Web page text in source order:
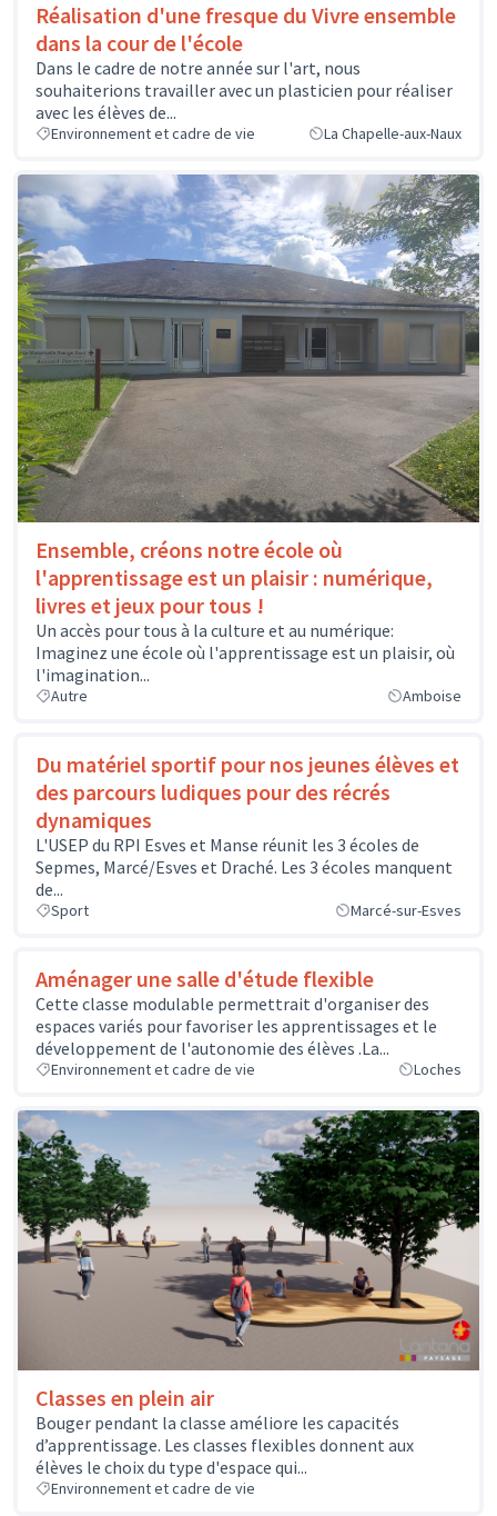
Réalisation d'une fresque du Vivre ensemble
dans la cour de l'école
Dans le cadre de notre année sur l'art, nous
souhaiterions travailler avec un plasticien pour réaliser
avec les élèves de...
Environnement et cadre de vie La Chapelle-aux-Naux
Ensemble, créons notre école où
l'apprentissage est un plaisir : numérique,
livres et jeux pour tous !
Un accès pour tous à la culture et au numérique:
Imaginez une école où l'apprentissage est un plaisir, où
l'imagination...
Autre Amboise
Du matériel sportif pour nos jeunes élèves et
des parcours ludiques pour des récrés
dynamiques
L'USEP du RPI Esves et Manse réunit les 3 écoles de
Sepmes, Marcé/Esves et Draché. Les 3 écoles manquent
de...
Sport Marcé-sur-Esves
Aménager une salle d'étude flexible
Cette classe modulable permettrait d'organiser des
espaces variés pour favoriser les apprentissages et le
développement de l'autonomie des élèves .La...
Environnement et cadre de vie Loches
Classes en plein air
Bouger pendant la classe améliore les capacités
d’apprentissage. Les classes flexibles donnent aux
élèves le choix du type d'espace qui...
Environnement et cadre de vie